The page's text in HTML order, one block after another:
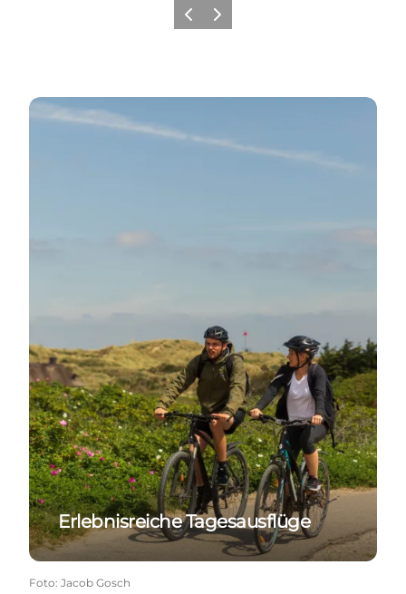
ZurückWeiter
Erlebnisreiche Tagesausflüge
Erlebnisreiche Tagesausflüge
Foto: Jacob Gosch